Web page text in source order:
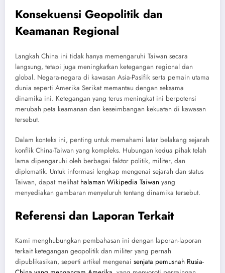
Konsekuensi Geopolitik dan
Keamanan Regional
Langkah China ini tidak hanya memengaruhi Taiwan secara
langsung, tetapi juga meningkatkan ketegangan regional dan
global. Negara-negara di kawasan Asia-Pasifik serta pemain utama
dunia seperti Amerika Serikat memantau dengan seksama
dinamika ini. Ketegangan yang terus meningkat ini berpotensi
merubah peta keamanan dan keseimbangan kekuatan di kawasan
tersebut.
Dalam konteks ini, penting untuk memahami latar belakang sejarah
konflik China-Taiwan yang kompleks. Hubungan kedua pihak telah
lama dipengaruhi oleh berbagai faktor politik, militer, dan
diplomatik. Untuk informasi lengkap mengenai sejarah dan status
Taiwan, dapat melihat halaman Wikipedia Taiwan yang
menyediakan gambaran menyeluruh tentang dinamika tersebut.
Referensi dan Laporan Terkait
Kami menghubungkan pembahasan ini dengan laporan-laporan
terkait ketegangan geopolitik dan militer yang pernah
dipublikasikan, seperti artikel mengenai senjata pemusnah Rusia-